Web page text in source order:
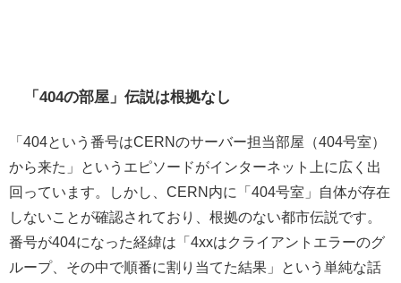
「404の部屋」伝説は根拠なし
「404という番号はCERNのサーバー担当部屋（404号室）
から来た」というエピソードがインターネット上に広く出
回っています。しかし、CERN内に「404号室」自体が存在
しないことが確認されており、根拠のない都市伝説です。
番号が404になった経緯は「4xxはクライアントエラーのグ
ループ、その中で順番に割り当てた結果」という単純な話